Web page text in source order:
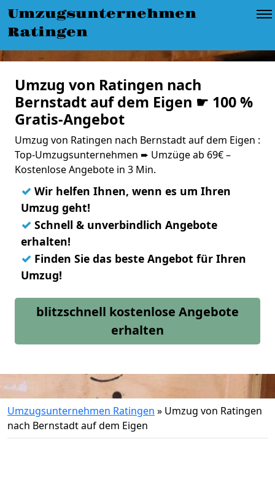
Umzugsunternehmen
Ratingen
Umzug von Ratingen nach
Bernstadt auf dem Eigen ☛ 100 %
Gratis-Angebot
Umzug von Ratingen nach Bernstadt auf dem Eigen :
Top-Umzugsunternehmen ➨ Umzüge ab 69€ –
Kostenlose Angebote in 3 Min.
✓ Wir helfen Ihnen, wenn es um Ihren
Umzug geht!
✓ Schnell & unverbindlich Angebote
erhalten!
✓ Finden Sie das beste Angebot für Ihren
Umzug!
blitzschnell kostenlose Angebote
erhalten
Umzugsunternehmen Ratingen » Umzug von Ratingen
nach Bernstadt auf dem Eigen